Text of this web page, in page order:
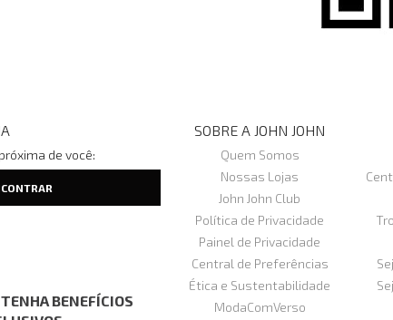
de você:
BENEFÍCIOS
SOBRE A JOHN JOHN
Quem Somos
Nossas Lojas
John John Club
Política de Privacidade
Painel de Privacidade
Central de Preferências
Ética e Sustentabilidade
ModaComVerso